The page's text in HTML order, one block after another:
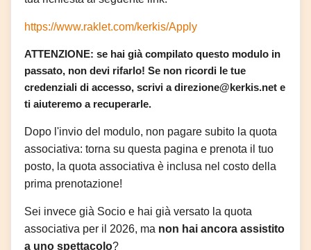
https://www.raklet.com/kerkis/Apply
ATTENZIONE: se hai già compilato questo modulo in
passato, non devi rifarlo! Se non ricordi le tue
credenziali di accesso, scrivi a direzione@kerkis.net e
ti aiuteremo a recuperarle.
Dopo l'invio del modulo, non pagare subito la quota
associativa: torna su questa pagina e prenota il tuo
posto, la quota associativa è inclusa nel costo della
prima prenotazione!
Sei invece già Socio e hai già versato la quota
associativa per il 2026, ma non hai ancora assistito
a uno spettacolo?